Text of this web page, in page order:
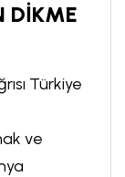
DİKME
Türkiye
ve